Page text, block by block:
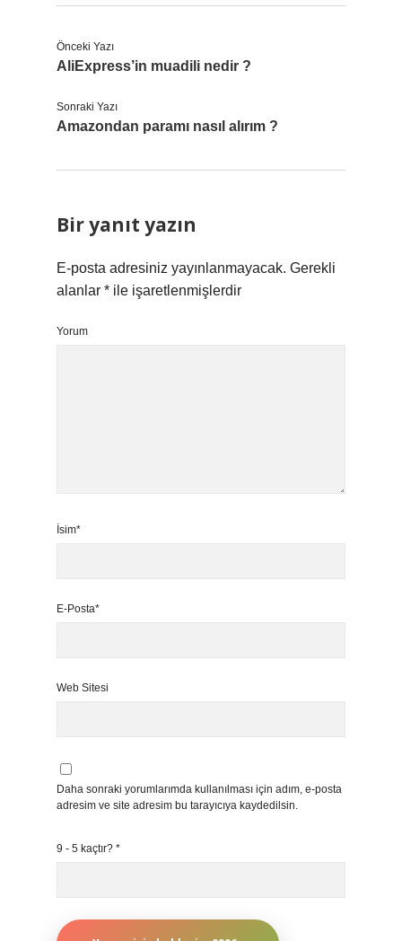
Önceki Yazı
AliExpress’in muadili nedir ?
Sonraki Yazı
Amazondan paramı nasıl alırım ?
Bir yanıt yazın
E-posta adresiniz yayınlanmayacak. Gerekli
alanlar * ile işaretlenmişlerdir
Yorum
İsim*
E-Posta*
Web Sitesi
Daha sonraki yorumlarımda kullanılması için adım, e-posta
adresim ve site adresim bu tarayıcıya kaydedilsin.
9 - 5 kaçtır? *